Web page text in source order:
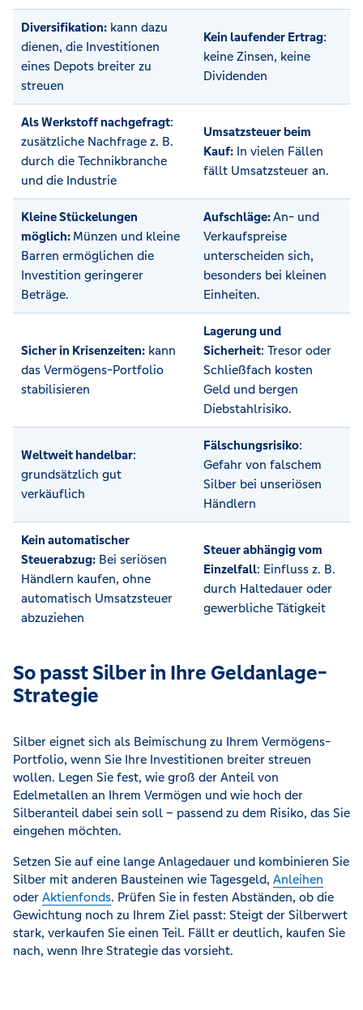
Diversifikation: kann dazu
dienen, die Investitionen
eines Depots breiter zu
streuen
Kein laufender Ertrag:
keine Zinsen, keine
Dividenden
Als Werkstoff nachgefragt:
zusätzliche Nachfrage z. B.
durch die Technikbranche
und die Industrie
Umsatzsteuer beim
Kauf: In vielen Fällen
fällt Umsatzsteuer an.
Kleine Stückelungen
möglich: Münzen und kleine
Barren ermöglichen die
Investition geringerer
Beträge.
Aufschläge:An- und
Verkaufspreise
unterscheiden sich,
besonders bei kleinen
Einheiten.
Sicher in Krisenzeiten: kann
das Vermögens-Portfolio
stabilisieren
Lagerung und
Sicherheit: Tresor oder
Schließfach kosten
Geld und bergen
Diebstahlrisiko.
Weltweit handelbar:
grundsätzlich gut
verkäuflich
Fälschungsrisiko:
Gefahr von falschem
Silber bei unseriösen
Händlern
Kein automatischer
Steuerabzug: Bei seriösen
Händlern kaufen, ohne
automatisch Umsatzsteuer
abzuziehen
Steuer abhängig vom
Einzelfall: Einfluss z. B.
durch Haltedauer oder
gewerbliche Tätigkeit
So passt Silber in Ihre Geldanlage-
Strategie
Silber eignet sich als Beimischung zu Ihrem Vermögens-
Portfolio, wenn Sie Ihre Investitionen breiter streuen
wollen. Legen Sie fest, wie groß der Anteil von
Edelmetallen an Ihrem Vermögen und wie hoch der
Silberanteil dabei sein soll – passend zu dem Risiko, das Sie
eingehen möchten.
Setzen Sie auf eine lange Anlagedauer und kombinieren Sie
Silber mit anderen Bausteinen wie Tagesgeld, Anleihen
oder Aktienfonds. Prüfen Sie in festen Abständen, ob die
Gewichtung noch zu Ihrem Ziel passt: Steigt der Silberwert
stark, verkaufen Sie einen Teil. Fällt er deutlich, kaufen Sie
nach, wenn Ihre Strategie das vorsieht.